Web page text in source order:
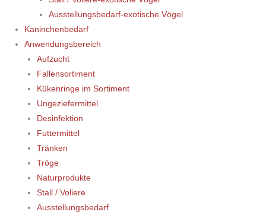
Ausstellungsbedarf-exotische Vögel
Kaninchenbedarf
Anwendungsbereich
Aufzucht
Fallensortiment
Kükenringe im Sortiment
Ungeziefermittel
Desinfektion
Futtermittel
Tränken
Tröge
Naturprodukte
Stall / Voliere
Ausstellungsbedarf